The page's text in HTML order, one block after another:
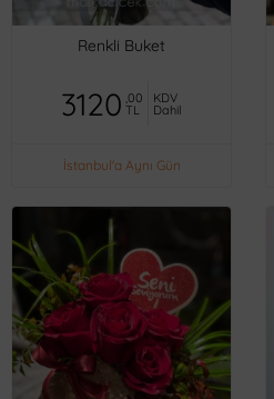
Renkli Buket
3120 ,00
TL
KDV
Dahil
İstanbul'a Aynı Gün